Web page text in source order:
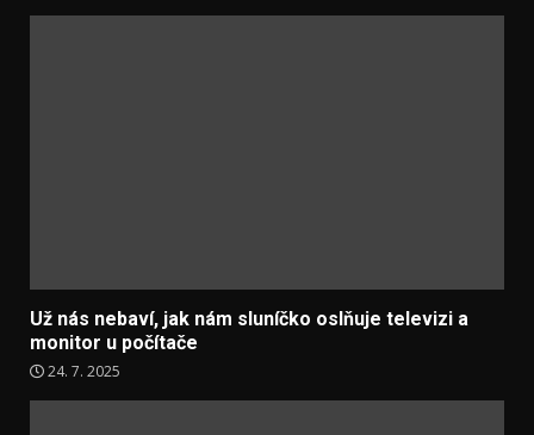
Už nás nebaví, jak nám sluníčko oslňuje televizi a
monitor u počítače
24. 7. 2025